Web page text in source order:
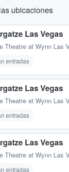
ubicaciones
Las Vegas
Theatre at Wynn Las
entradas
Las Vegas
Theatre at Wynn Las
entradas
Las Vegas
Theatre at Wynn Las
entradas